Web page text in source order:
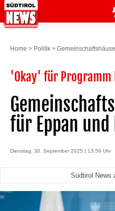
Home > Politik >
'Okay' für Programm
für Eppan und
Dienstag, 30. September 2025 | 13:59 Uhr
Südtirol News